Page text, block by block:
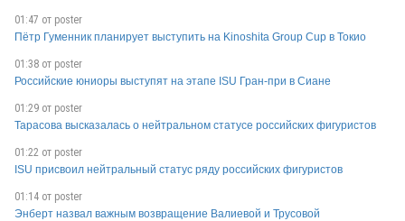
NED
NED
01:47 от poster
Пётр Гуменник планирует выступить на Kinoshita Group Cup в Токио
01:38 от poster
Российские юниоры выступят на этапе ISU Гран-при в Сиане
01:29 от poster
Тарасова высказалась о нейтральном статусе российских фигуристов
01:22 от poster
ISU присвоил нейтральный статус ряду российских фигуристов
01:14 от poster
Энберт назвал важным возвращение Валиевой и Трусовой